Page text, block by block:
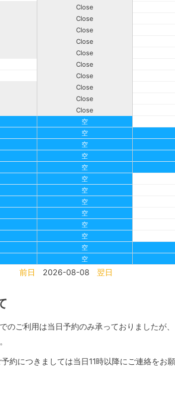
Close
Close
Close
Close
Close
Close
Close
Close
Close
Close
空
空
空
空
空
空
空
空
空
空
空
空
空
前日 2026-08-08 翌日
のご利用は当日予約のみ承っておりましたが
につきましては当日11時以降にご連絡をお願